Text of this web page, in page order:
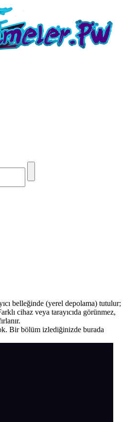
belleğinde (yerel depolama) tutulur;
cihaz veya tarayıcıda görünmez,
Bir bölüm izlediğinizde burada